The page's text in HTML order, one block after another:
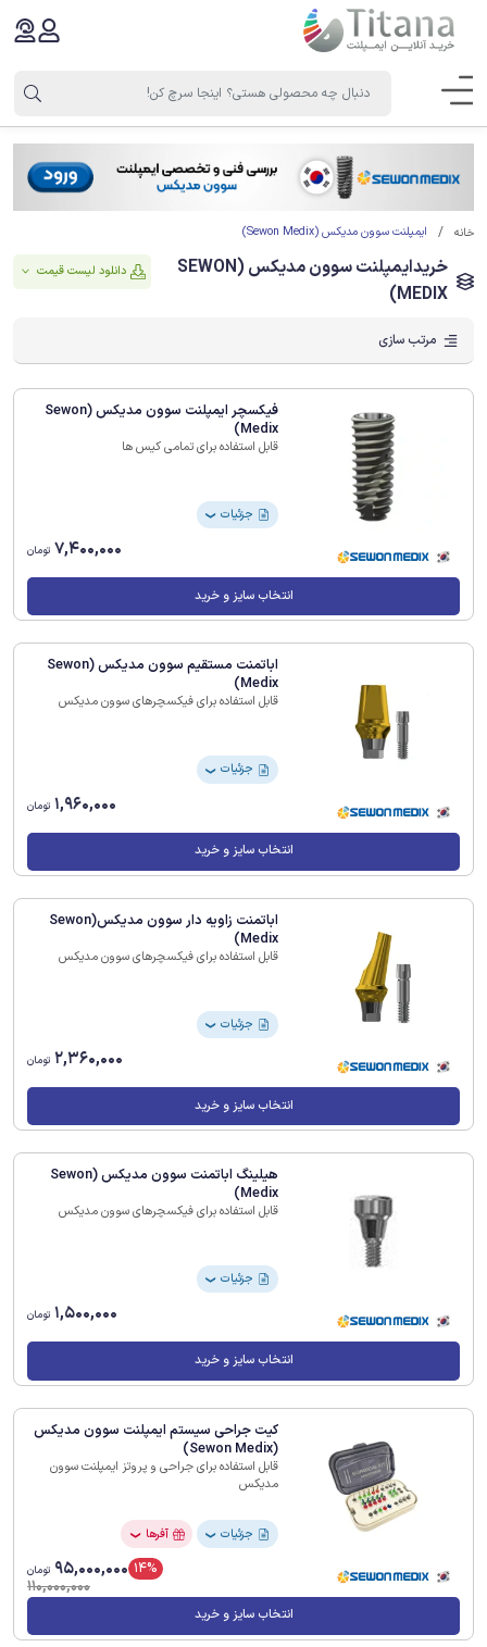
خانه ایمپلنت سوون مدیکس (Sewon Medix)
خریدایمپلنت سوون مدیکس (SEWON
MEDIX)
دانلود لیست قیمت
مرتب سازی
فیکسچر ایمپلنت سوون مدیکس (Sewon
Medix)
قابل استفاده برای تمامی کیس ها
جزئیات ❯
7,400,000 تومان
انتخاب سایز و خرید
اباتمنت مستقیم سوون مدیکس (Sewon
Medix)
قابل استفاده برای فیکسچرهای سوون مدیکس
جزئیات ❯
1,960,000 تومان
انتخاب سایز و خرید
اباتمنت زاویه دار سوون مدیکس(Sewon
Medix)
قابل استفاده برای فیکسچرهای سوون مدیکس
جزئیات ❯
2,360,000 تومان
انتخاب سایز و خرید
هیلینگ اباتمنت سوون مدیکس (Sewon
Medix)
قابل استفاده برای فیکسچرهای سوون مدیکس
جزئیات ❯
1,500,000 تومان
انتخاب سایز و خرید
کیت جراحی سیستم ایمپلنت سوون مدیکس
(Sewon Medix)
قابل استفاده برای جراحی و پروتز ایمپلنت سوون
مدیکس
جزئیات ❯ آفرها ❯
14%
95,000,000 تومان
110,000,000
انتخاب سایز و خرید